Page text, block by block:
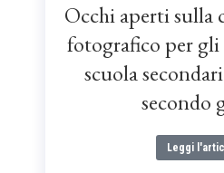
Occhi aperti sulla
fotografico per
scuola
secondo
Leggi